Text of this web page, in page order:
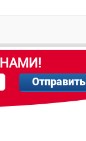
Отправить